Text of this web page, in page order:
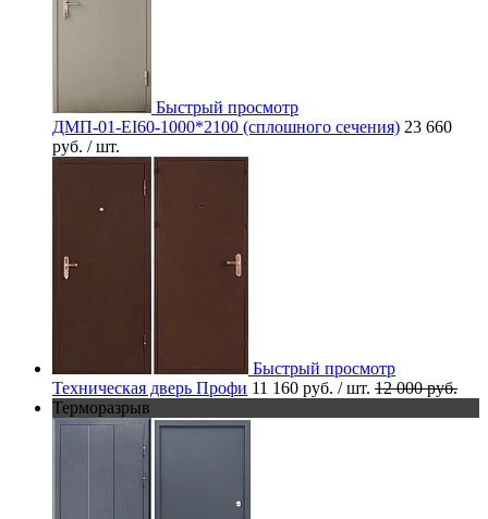
Быстрый просмотр
ДМП-01-EI60-1000*2100 (сплошного сечения) 23 660
руб. / шт.
Быстрый просмотр
Техническая дверь Профи 11 160 руб. / шт. 12 000 руб.
Терморазрыв